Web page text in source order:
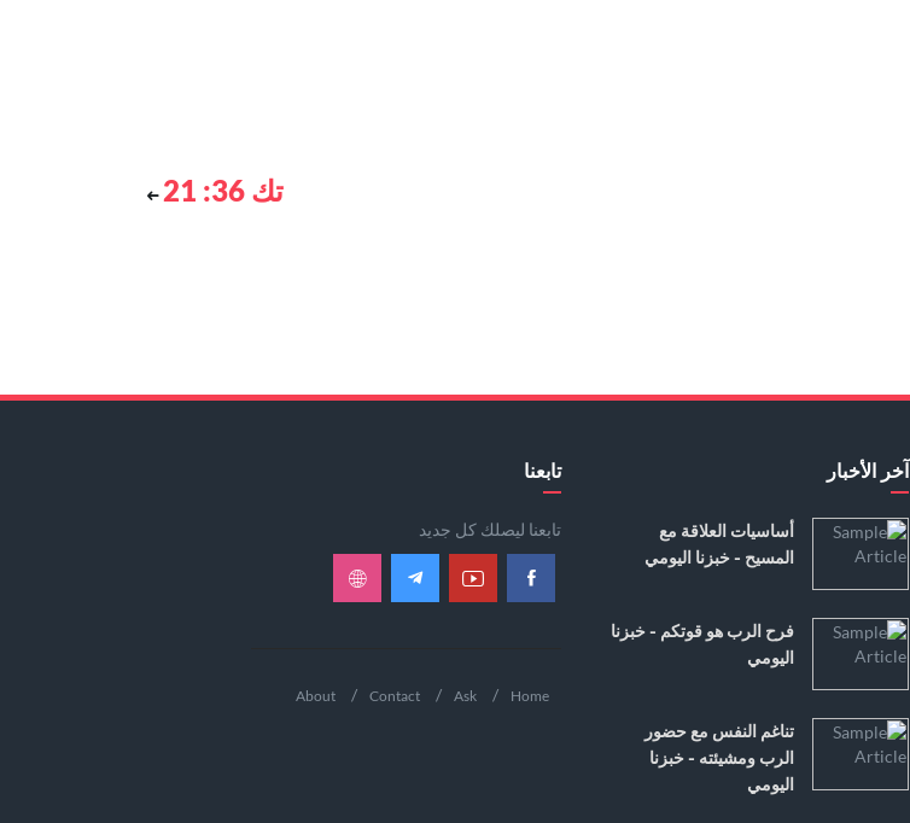
تك 36: 21
آخر الأخبار
أساسيات العلاقة مع
المسيح - خبزنا اليومي
فرح الرب هو قوتكم - خبزنا
اليومي
تناغم النفس مع حضور
الرب ومشيئته - خبزنا
اليومي
تابعنا
تابعنا ليصلك كل جديد
Home
Ask
Contact
About